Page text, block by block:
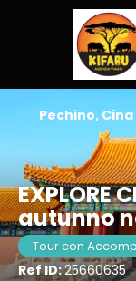
EXPLORE
autunno
Tour con
Ref ID:25660635
Pechino, Cina